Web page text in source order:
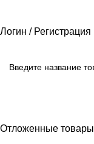
Логин / Регистрация
Отложенные товары